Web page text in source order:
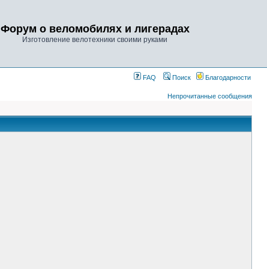
Форум о веломобилях и лигерадах
Изготовление велотехники своими руками
FAQ Поиск Благодарности
Непрочитанные сообщения